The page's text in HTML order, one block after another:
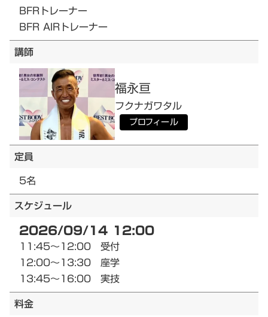
BFRトレーナー
BFR AIRトレーナー
講師
福永亘
フクナガワタル
プロフィール
定員
5名
スケジュール
2026/09/14 12:00
11:45～12:00 受付
12:00～13:30 座学
13:45～16:00 実技
料金